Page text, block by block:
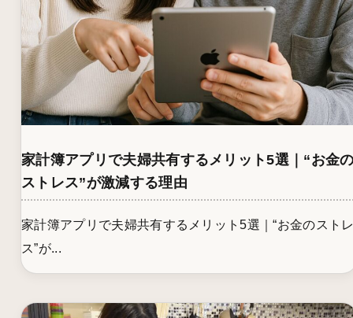
家計簿アプリで夫婦共有するメリット5選｜“お金
ストレス”が激減する理由
家計簿アプリで夫婦共有するメリット5選｜“お金のスト
ス”が...